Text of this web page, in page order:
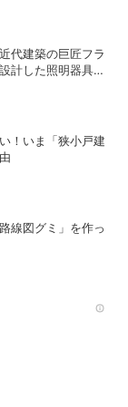
代建築の巨匠フラ
計した照明器具の
！いま「狭小戸建
線図グミ」を作っ